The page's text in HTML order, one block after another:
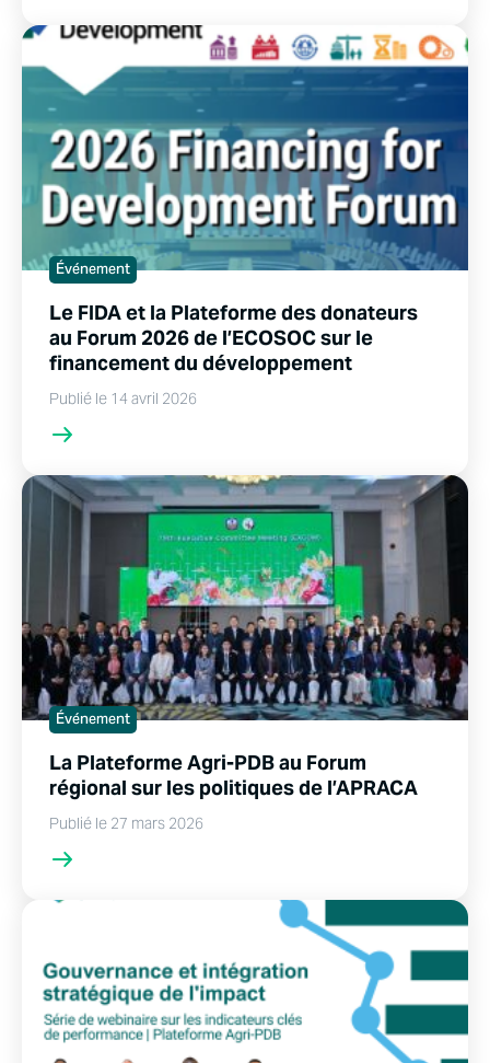
Événement
Le FIDA et la Plateforme des donateurs
au Forum 2026 de l’ECOSOC sur le
financement du développement
Publié le 14 avril 2026
Événement
La Plateforme Agri-PDB au Forum
régional sur les politiques de l’APRACA
Publié le 27 mars 2026